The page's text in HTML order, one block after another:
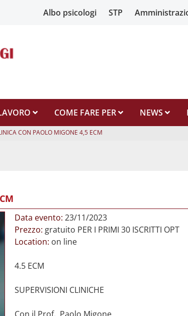
Albo psicologi STP
COME FARE PER NEWS
CON PAOLO MIGONE 4,5 ECM
Data evento:23/11/2023
Prezzo: gratuito PER I PRIMI 30 ISCRITTI OPT
Location: on line
4.5 ECM
SUPERVISIONI CLINICHE